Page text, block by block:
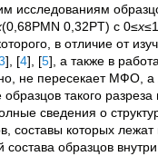
исследованиям
(0,68PMN 0,32PT) с 0≤x
в отличие от
] [4] [5] , а также в
не пересекает МФО, а
такого разреза
сведения о
составы которых
состава образцов